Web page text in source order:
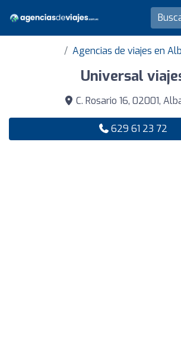
Agencias de viajes en
Universal
C. Rosario 16, 02001,
629 61 23 72